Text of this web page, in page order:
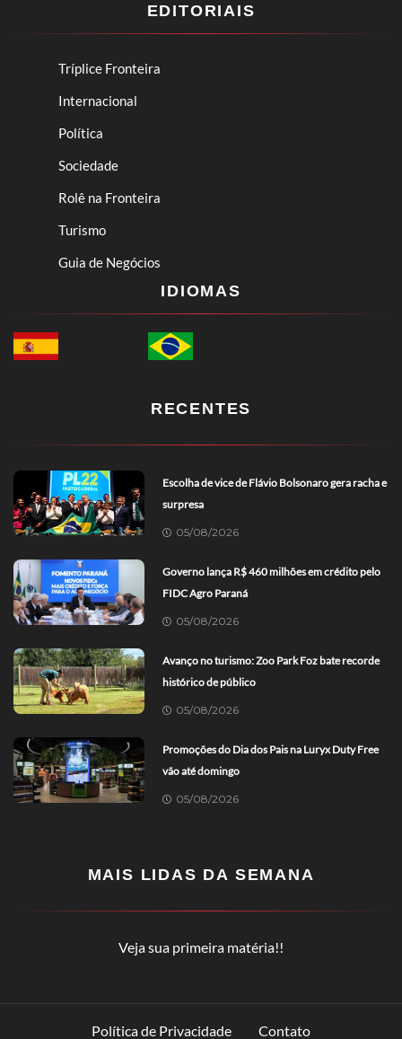
EDITORIAIS
Tríplice Fronteira
Internacional
Política
Sociedade
Rolê na Fronteira
Turismo
Guia de Negócios
IDIOMAS
RECENTES
Escolha de vice de Flávio Bolsonaro gera racha e
surpresa
05/08/2026
Governo lança R$ 460 milhões em crédito pelo
FIDC Agro Paraná
05/08/2026
Avanço no turismo: Zoo Park Foz bate recorde
histórico de público
05/08/2026
Promoções do Dia dos Pais na Luryx Duty Free
vão até domingo
05/08/2026
MAIS LIDAS DA SEMANA
Veja sua primeira matéria!!
Política de Privacidade Contato